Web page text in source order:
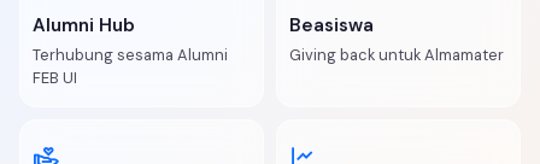
UI Ultra Marathon 2026 kembali
dibuka!
Alumni Hub
Terhubung sesama Alumni
FEB UI
Beasiswa
Giving back untuk Almamater